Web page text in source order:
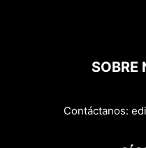
SOBRE
Contáctanos: